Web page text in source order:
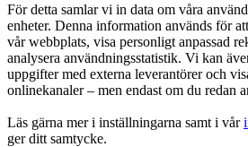
För detta samlar vi in data om våra
enheter. Denna information används för
vår webbplats, visa personligt anpassad
analysera användningsstatistik. Vi kan
uppgifter med externa leverantörer och
onlinekanaler – men endast om du redan
Läs gärna mer i inställningarna samt i vår
ger ditt samtycke.